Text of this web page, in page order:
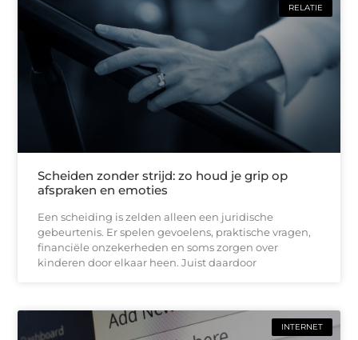
RELATIE
Scheiden zonder strijd: zo houd je grip op
afspraken en emoties
Een scheiding is zelden alleen een juridische
gebeurtenis. Er spelen gevoelens, praktische vragen,
financiële onzekerheden en soms zorgen over
kinderen door elkaar heen. Juist daardoor
INTERNET